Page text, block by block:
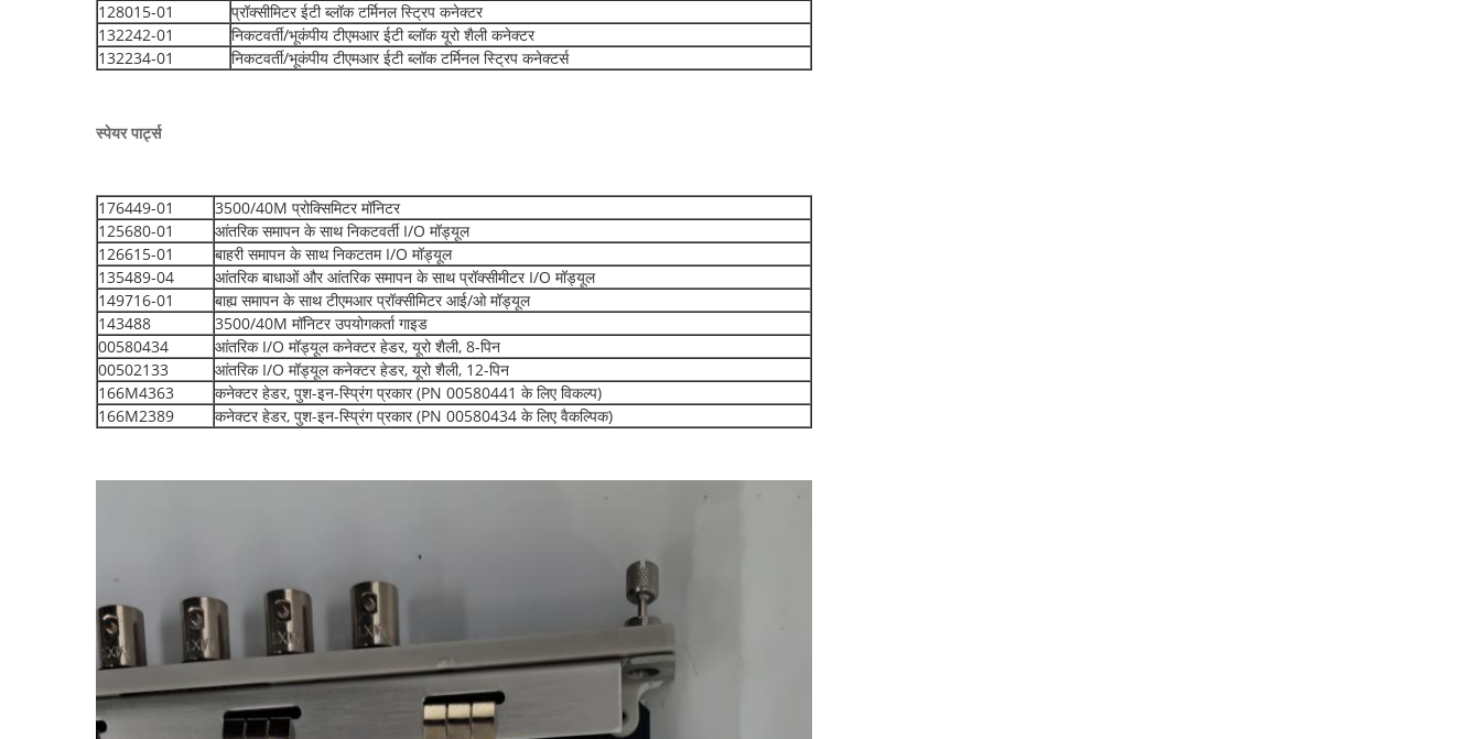
128015-01
प्रॉक्सीमिटर ईटी ब्लॉक टर्मिनल स्ट्रिप कनेक्टर
132242-01
निकटवर्ती/भूकंपीय टीएमआर ईटी ब्लॉक यूरो शैली कनेक्टर
132234-01
निकटवर्ती/भूकंपीय टीएमआर ईटी ब्लॉक टर्मिनल स्ट्रिप कनेक्टर्स
स्पेयर पार्ट्स
176449-01
3500/40M प्रोक्सिमिटर मॉनिटर
125680-01
आंतरिक समापन के साथ निकटवर्ती I/O मॉड्यूल
126615-01
बाहरी समापन के साथ निकटतम I/O मॉड्यूल
135489-04
आंतरिक बाधाओं और आंतरिक समापन के साथ प्रॉक्सीमीटर I/O मॉड्यूल
149716-01
बाह्य समापन के साथ टीएमआर प्रॉक्सीमिटर आई/ओ मॉड्यूल
143488
3500/40M मॉनिटर उपयोगकर्ता गाइड
00580434
आंतरिक I/O मॉड्यूल कनेक्टर हेडर, यूरो शैली, 8-पिन
00502133
आंतरिक I/O मॉड्यूल कनेक्टर हेडर, यूरो शैली, 12-पिन
166M4363
कनेक्टर हेडर, पुश-इन-स्प्रिंग प्रकार (PN 00580441 के लिए विकल्प)
166M2389
कनेक्टर हेडर, पुश-इन-स्प्रिंग प्रकार (PN 00580434 के लिए वैकल्पिक)